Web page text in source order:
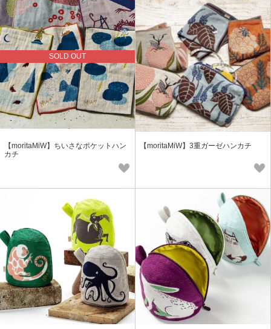
SOLD OUT
【moritaMiW】ちいさなポケットハン
カチ
【moritaMiW】3重ガーゼハンカチ